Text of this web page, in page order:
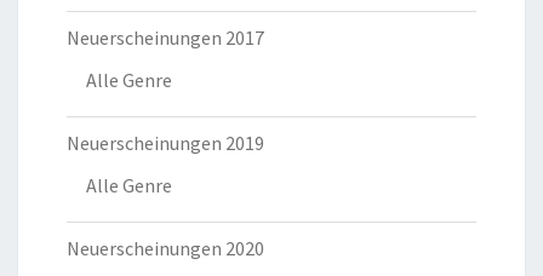
Neuerscheinungen 2017
Alle Genre
Neuerscheinungen 2019
Alle Genre
Neuerscheinungen 2020